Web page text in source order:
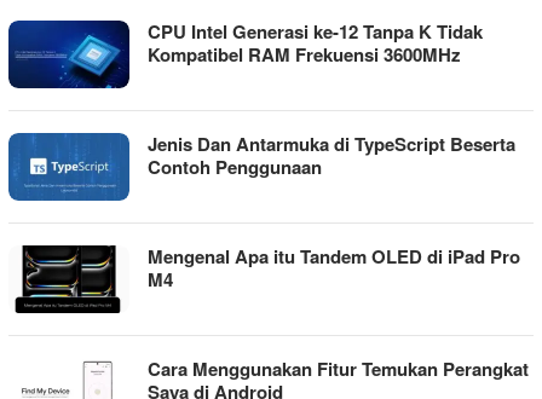
CPU Intel Generasi ke-12 Tanpa K Tidak
Kompatibel RAM Frekuensi 3600MHz
Jenis Dan Antarmuka di TypeScript Beserta
Contoh Penggunaan
Mengenal Apa itu Tandem OLED di iPad Pro
M4
Cara Menggunakan Fitur Temukan Perangkat
Saya di Android